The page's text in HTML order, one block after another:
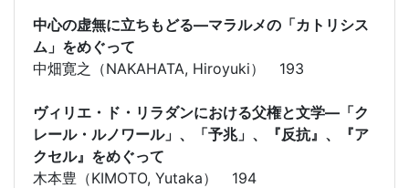
中心の虚無に立ちもどる―マラルメの「カトリシス
ム」をめぐって
中畑寛之（NAKAHATA, Hiroyuki） 193
ヴィリエ・ド・リラダンにおける父権と文学―「ク
レール・ルノワール」、「予兆」、『反抗』、『ア
クセル』をめぐって
木本豊（KIMOTO, Yutaka） 194